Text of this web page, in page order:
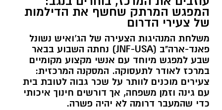
המפגש המרתק שחשף את הדילמות
של צעירי הדרום
משלחת המנהיגות הצעירה של הג'ואיש נשונל
פאנד-ארה"ב (JNF-USA) נחתה השבוע בבאר
שבע למפגש מיוחד עם אנשי מקצוע מקומיים
במרכז לאודר לתעסוקה. המסקנה המרכזית:
צעירים מוכנים לוותר על שכר גבוה לטובת בית
עם גינה וזמן משפחה, אך דורשים חינוך איכותי
כדי שהמעבר דרומה לא יהיה פשרה.